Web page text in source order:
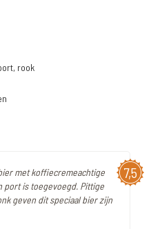
rook
7,5
met koffiecremeachtige
port is toegevoegd. Pittige
geven dit speciaal bier zijn